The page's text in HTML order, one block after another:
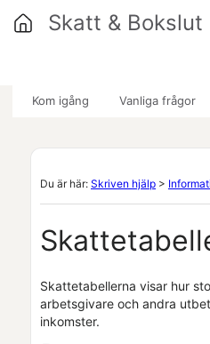
Kom igång Vanliga frågor
Skatt & Bokslut
Du är här: Skriven hjälp >
Skattetabellerna visar hur
arbetsgivare och andra
inkomster.